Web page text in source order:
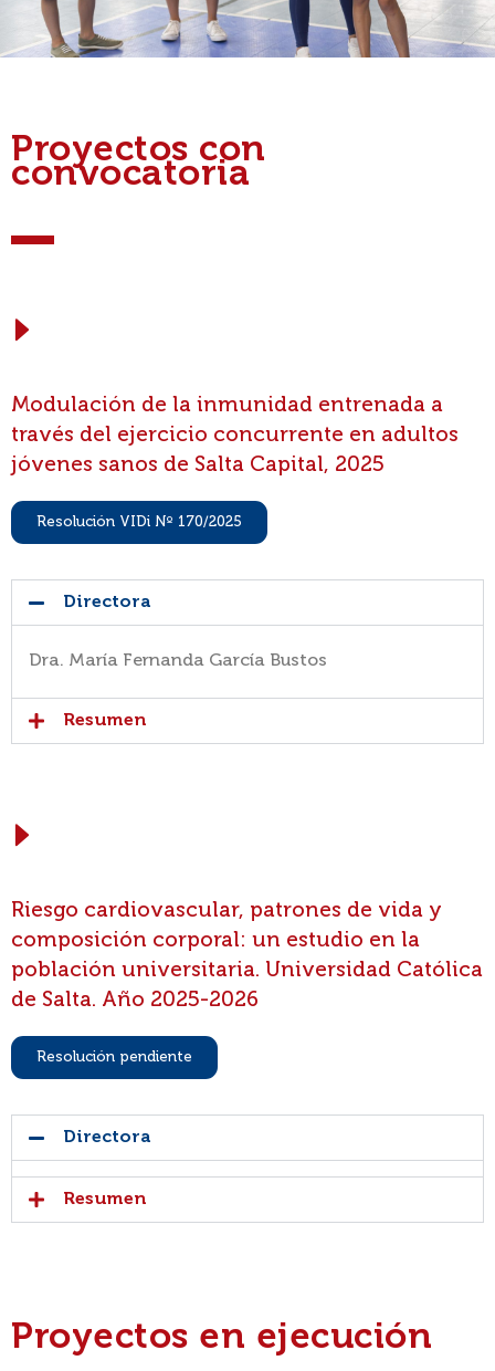
Proyectos con
convocatoria
Modulación de la inmunidad entrenada a
través del ejercicio concurrente en adultos
jóvenes sanos de Salta Capital, 2025
Resolución VIDi Nº 170/2025
Directora
Dra. María Fernanda García Bustos
Resumen
Riesgo cardiovascular, patrones de vida y
composición corporal: un estudio en la
población universitaria. Universidad Católica
de Salta. Año 2025-2026
Resolución pendiente
Directora
Resumen
Proyectos en ejecución